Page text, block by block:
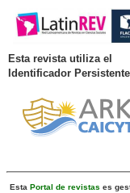
Esta revista utiliza el
Identificador Persistente
Esta Portal de revistas es